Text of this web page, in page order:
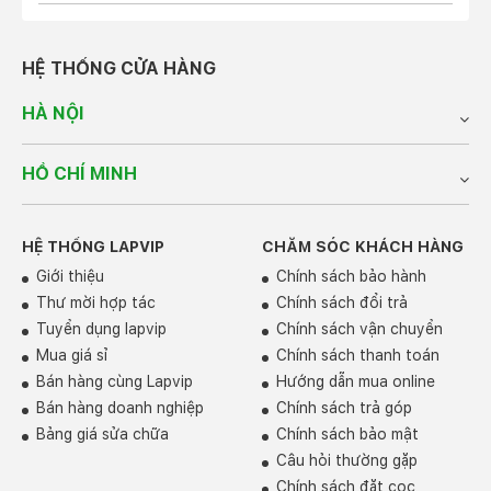
trợ jack cắm tai nghe 3.5mm và cổng Surface connect
Màn Hình Surface Laptop 3
Cùng độ phân giải 2256x1540 và tỷ lệ khung hình là 3:2
Laptop 3 thể hiện được các hình ảnh sắc nét, tươi sáng
và sống động. Đây chính là yếu tố đã củng cố thương
hiệu của Microsoft trên thị trường máy tính hiện nay. Dù
HỆ THỐNG CỬA HÀNG
HÀ NỘI
HỒ CHÍ MINH
HỆ THỐNG LAPVIP
Giới thiệu
Thư mời hợp tác
Tuyển dụng lapvip
Mua giá sỉ
Bán hàng cùng Lapvip
Bán hàng doanh nghiệp
Bảng giá sửa chữa
CHĂM SÓC KHÁCH HÀNG
Chính sách bảo hành
Chính sách đổi trả
Chính sách vận chuyển
Chính sách thanh toán
Hướng dẫn mua online
Chính sách trả góp
Chính sách bảo mật
Câu hỏi thường gặp
Chính sách đặt cọc